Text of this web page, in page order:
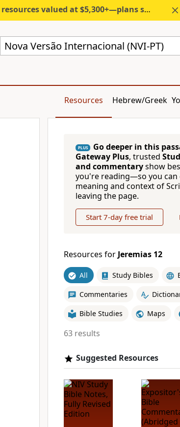
valued at $5,300+—plans start under $6/month.
Nova Versão Internacional (NVI-PT)
Resources Hebrew/Greek
PLUS Go deeper in this
Gateway Plus, trusted
and commentaryshow
you're reading—so you can
meaning and context of
leaving the page.
Start 7-day free trial
Resources for Jeremias 12
All Study Bibles
Commentaries
Bible Studies Maps
63 results
Suggested Resources